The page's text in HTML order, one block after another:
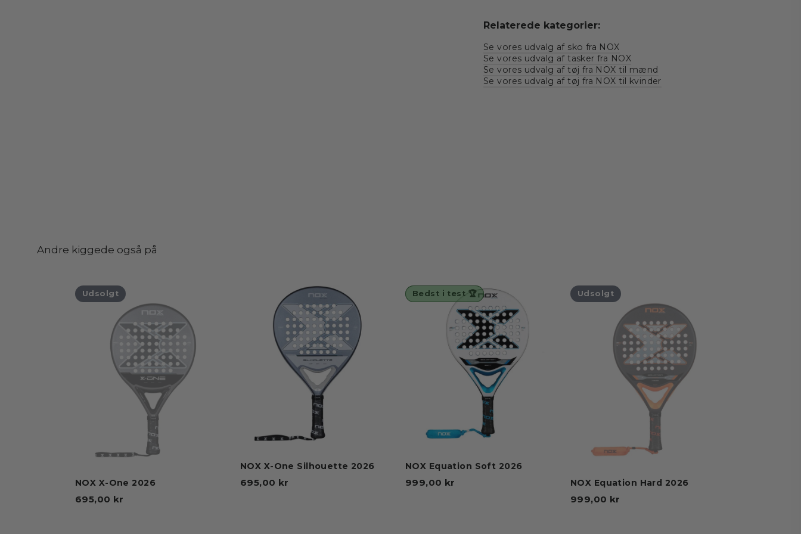
Relaterede kategorier:
Se vores udvalg af sko fra NOX
Se vores udvalg af tasker fra NOX
Se vores udvalg af tøj fra NOX til mænd
Se vores udvalg af tøj fra NOX til kvinder
Andre kiggede også på
Udsolgt
NOX X-One 2026
695,00 kr
NOX X-One Silhouette 2026
695,00 kr
Bedst i test 🏆
NOX Equation Soft 2026
999,00 kr
Udsolgt
NOX Equation Hard 2026
999,00 kr